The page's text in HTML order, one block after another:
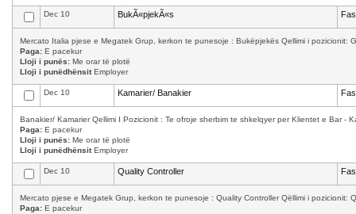
Dec 10 BukÃ«pjekÃ«s
Mercato Italia pjese e Megatek Grup, kerkon te punesoje : Bukëpjekës Qellimi i pozicionit:
Paga: E pacekur
Lloji i punës: Me orar të plotë
Lloji i punëdhënsitEmployer
Dec 10 Kamarier/ Banakier
Banakier/ Kamarier Qellimi I Pozicionit : Te ofroje sherbim te shkelqyer per Klientet e Bar -
Paga: E pacekur
Lloji i punës: Me orar të plotë
Lloji i punëdhënsitEmployer
Dec 10 Quality Controller
Mercato pjese e Megatek Grup, kerkon te punesoje : Quality Controller Qëllimi i pozicionit:
Paga: E pacekur